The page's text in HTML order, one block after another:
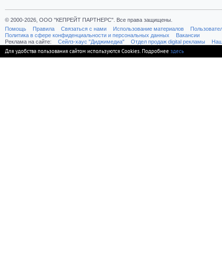
© 2000-2026, ООО "КЕПРЕЙТ ПАРТНЕРС". Все права защищены.
Помощь
Правила Связаться с нами Использование материалов
Политика в сфере конфиденциальности и персональных данных
Вакансии
Реклама на сайте:
Cейлз-хаус "Диджимедиа" Отдел продаж digital рекламы
Для удобства пользования сайтом используются Cookies. Подробнее здесь